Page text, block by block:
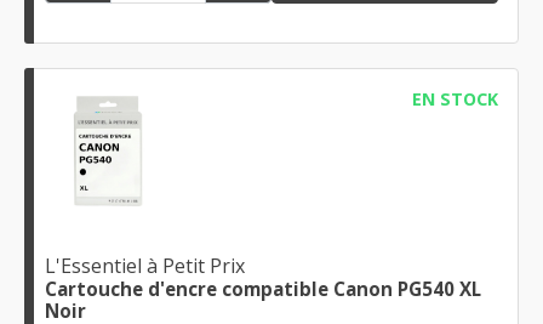
EN STOCK
L'Essentiel à Petit Prix
Cartouche d'encre compatible Canon PG540 XL
Noir